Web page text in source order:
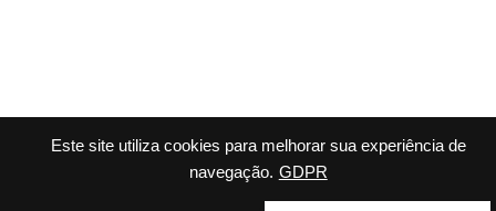
Este site utiliza cookies para melhorar sua experiência de
navegação. GDPR